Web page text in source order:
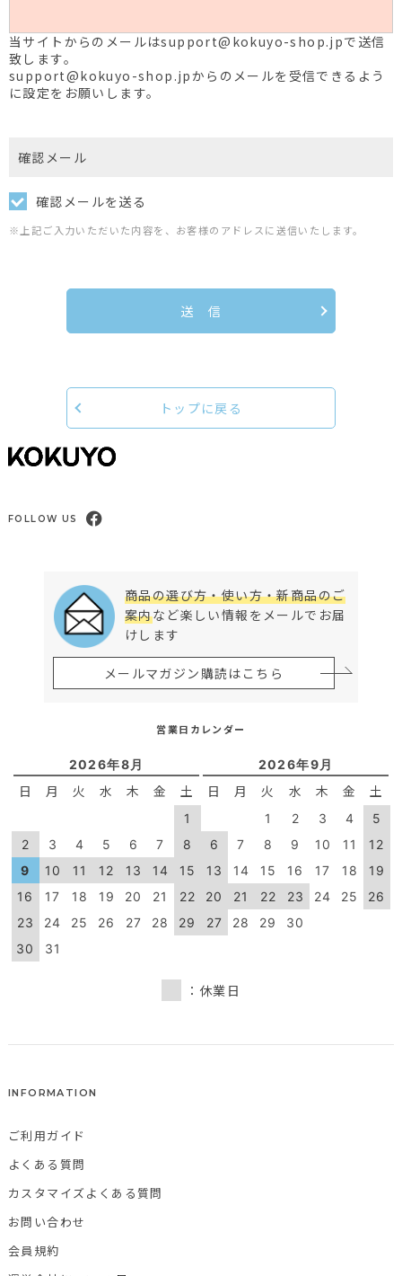
当サイトからのメールはsupport@kokuyo-shop.jpで送信
致します。
support@kokuyo-shop.jpからのメールを受信できるよう
に設定をお願いします。
確認メール
確認メールを送る
※上記ご入力いただいた内容を、お客様のアドレスに送信いたします。
送 信
トップに戻る
FOLLOW US
商品の選び方・使い方・新商品のご
案内など楽しい情報をメールでお届
けします
メールマガジン購読はこちら
営業日カレンダー
2026年8月
日 月 火 水 木 金 土
1
2
3 4 5 6 7
8
9
10 11 12 13 14
15
16
17 18 19 20 21
22
23
24 25 26 27 28
29
30
31
2026年9月
日 月 火 水 木 金 土
1 2 3 4
5
6
7 8 9 10 11
12
13
14 15 16 17 18
19
20
21 22 23 24 25
26
27
28 29 30
：休業日
INFORMATION
ご利用ガイド
よくある質問
カスタマイズよくある質問
お問い合わせ
会員規約